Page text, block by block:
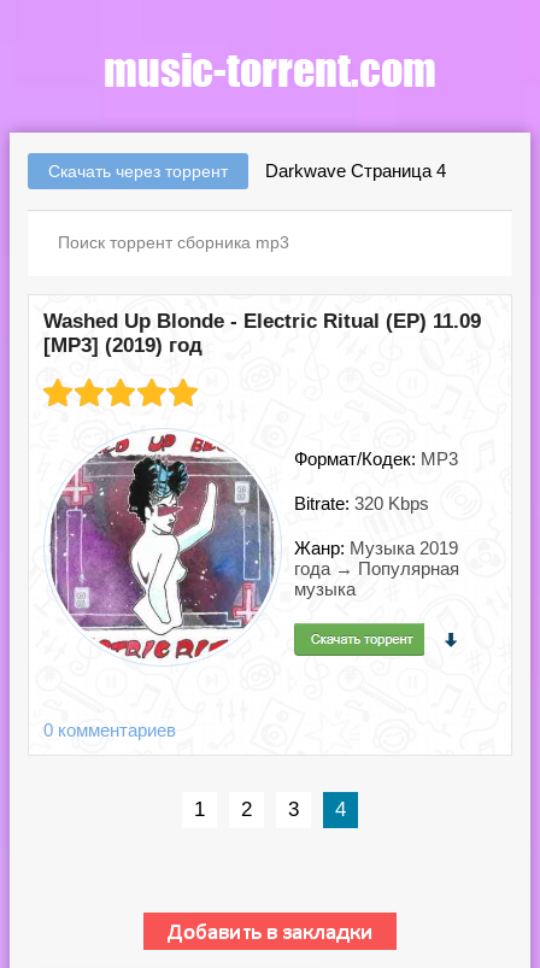
Скачать через торрент Darkwave Страница 4
Washed Up Blonde - Electric Ritual (EP) 11.09
[MP3] (2019) год
Формат/Кодек: MP3
Bitrate: 320 Kbps
Жанр: Музыка 2019
года → Популярная
музыка
0 комментариев
1 2 3 4